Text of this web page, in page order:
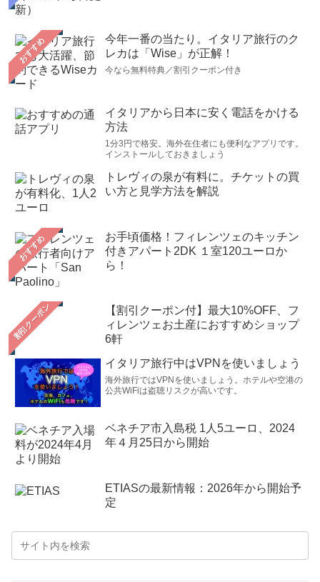
おすすめ
今年一番の当たり。イタリア旅行のク
レカは「Wise」が正解！
今なら無料特典／割引クーポン付き
イタリアから日本に安く電話をかける
方法
1分3円で格安。海外在住者にも便利なアプリです。
インストールしておきましょう
トレヴィの泉が有料に。チケットの買
い方と見学方法を解説
おすすめ
お手頃価格！フィレンツェのキッチン
付きアパート2DK １室120ユーロか
ら！
【割引クーポン付】最大10%OFF、フ
ィレンツェお土産におすすめショップ
6軒
イタリア旅行中はVPNを使いましょう
海外旅行ではVPNを使いましょう。ホテルや空港の
公共WiFiは盗聴リスクが高いです。
ベネチア市入島税 1人5ユーロ、2024
年４月25日から開始
ETIASの最新情報：2026年から開始予
定